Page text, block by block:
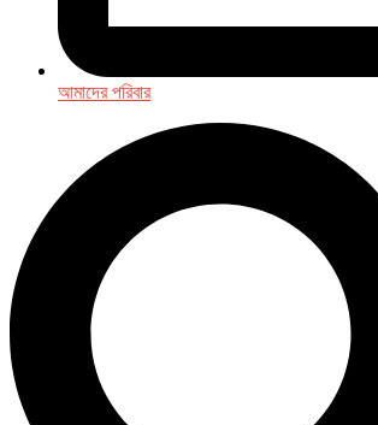
আমাদের পরিবার